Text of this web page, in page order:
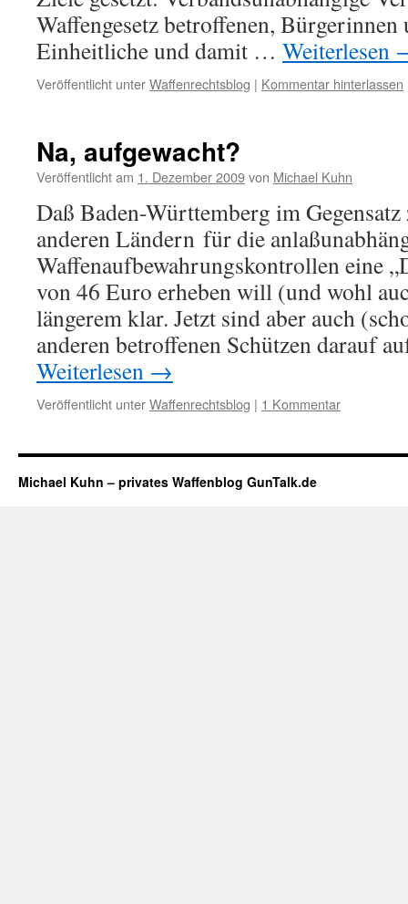
Waffengesetz betroffenen,
Einheitliche und damit … Weiterlesen
Veröffentlicht unterWaffenrechtsblog | Kommentar hinterlassen
Na, aufgewacht?
Veröffentlicht am 1. Dezember 2009von Michael Kuhn
Daß Baden-Württemberg im
anderen Ländern für die
Waffenaufbewahrungskontrollen eine
von 46 Euro erheben will (und wohl
längerem klar. Jetzt sind aber auch
anderen betroffenen Schützen darauf
Weiterlesen →
Veröffentlicht unterWaffenrechtsblog | 1 Kommentar
Michael Kuhn – privates Waffenblog GunTalk.de